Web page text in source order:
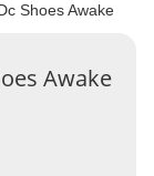
Shoes Awake
Awake